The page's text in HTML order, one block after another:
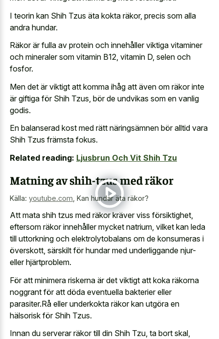
I teorin kan Shih Tzus äta kokta räkor, precis som alla
andra hundar.
Räkor är fulla av protein och innehåller viktiga vitaminer
och mineraler som vitamin B12, vitamin D, selen och
fosfor.
Men det är viktigt att komma ihåg att även om räkor inte
är giftiga för Shih Tzus, bör de undvikas som en vanlig
godis.
En balanserad kost med rätt näringsämnen bör alltid vara
Shih Tzus främsta fokus.
Related reading: Ljusbrun Och Vit Shih Tzu
Matning av shih-tzus med räkor
Källa: youtube.com Kan hundar äta räkor?
Att mata shih tzus med räkor kräver viss försiktighet,
eftersom räkor innehåller mycket natrium, vilket kan leda
till uttorkning och elektrolytobalans om de konsumeras i
överskott, särskilt för hundar med underliggande njur-
eller hjärtproblem.
För att minimera riskerna är det viktigt att koka räkorna
noggrant för att döda eventuella bakterier eller
parasiter.Rå eller underkokta räkor kan utgöra en
hälsorisk för Shih Tzus.
Innan du serverar räkor till din Shih Tzu, ta bort skal,